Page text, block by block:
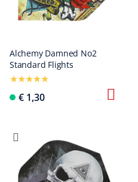
Alchemy Damned No2
Standard Flights
€ 1,30